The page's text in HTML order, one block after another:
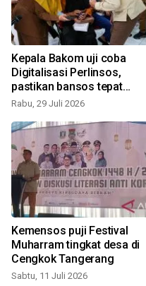
Kepala Bakom uji coba
Digitalisasi Perlinsos,
pastikan bansos tepat
sasaran
Rabu, 29 Juli 2026
Kemensos puji Festival
Muharram tingkat desa di
Cengkok Tangerang
Sabtu, 11 Juli 2026